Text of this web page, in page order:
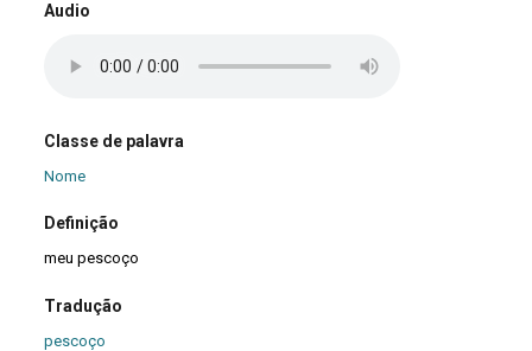
Audio
Classe de palavra
Nome
Definição
meu pescoço
Tradução
pescoço